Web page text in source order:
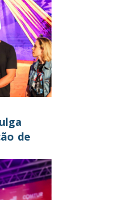
de